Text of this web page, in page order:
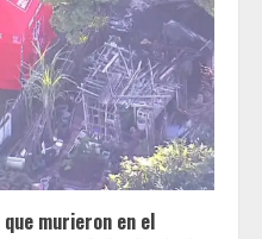
murieron en el